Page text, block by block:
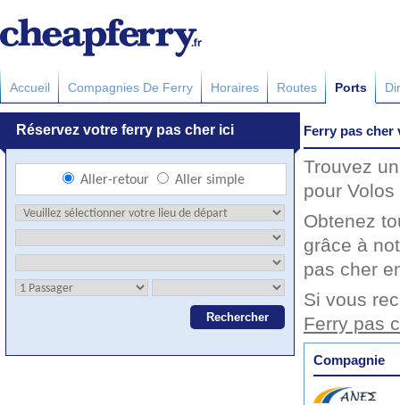
Accueil Compagnies De Ferry Horaires Routes Ports
Ferry pas cher
Trouvez
pour
Obtenez
grâce à
pas cher
Si vous
Ferry pas
Compagnie